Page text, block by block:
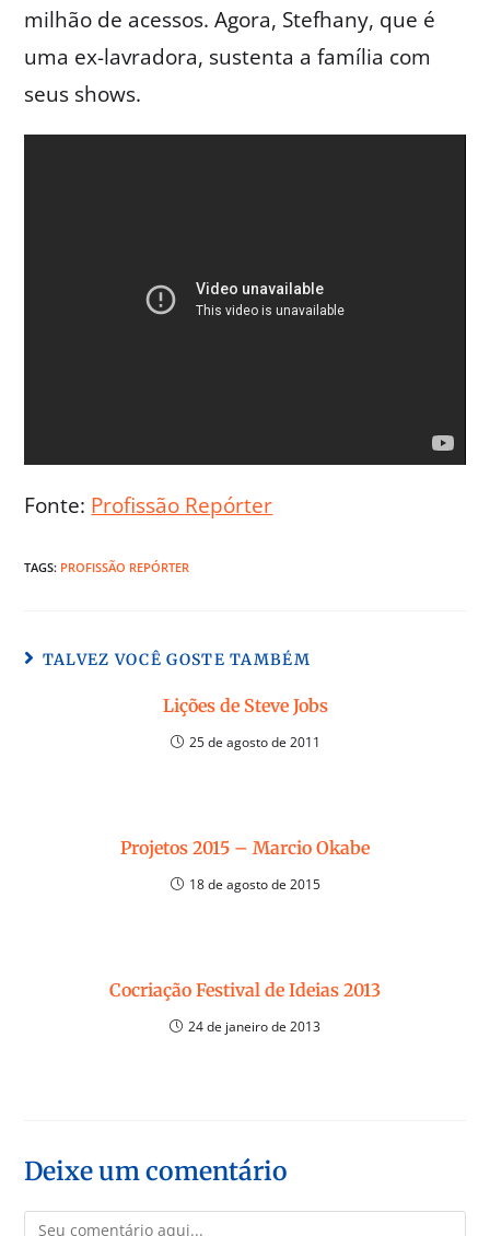
milhão de acessos. Agora, Stefhany, que é
uma ex-lavradora, sustenta a família com
seus shows.
Fonte: Profissão Repórter
TAGS: PROFISSÃO REPÓRTER
TALVEZ VOCÊ GOSTE TAMBÉM
Lições de Steve Jobs
25 de agosto de 2011
Projetos 2015 – Marcio Okabe
18 de agosto de 2015
Cocriação Festival de Ideias 2013
24 de janeiro de 2013
Deixe um comentário